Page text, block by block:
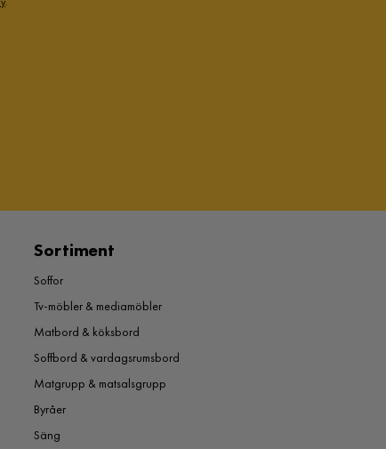
Sortiment
Soffor
Tv-möbler & mediamöbler
Matbord & köksbord
Soffbord & vardagsrumsbord
Matgrupp & matsalsgrupp
Byråer
Säng